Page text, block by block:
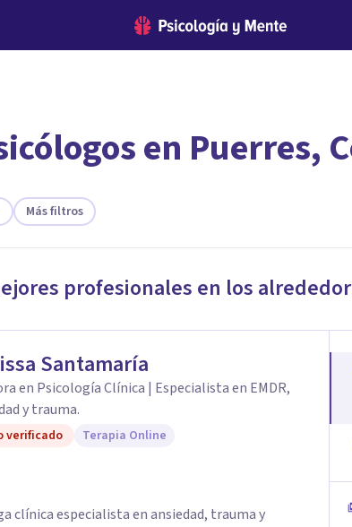
encontrar el psicólogo adecuado?
en Puerres,
Más filtros
profesionales en los
Santamaría
en Psicología Clínica | Especialista en EMDR,
y trauma.
verificado Terapia Online
clínica especialista en ansiedad, trauma y